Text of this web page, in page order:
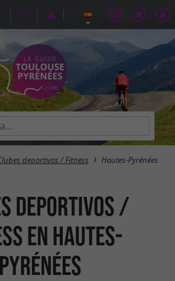
deportivos / Fitness Hautes-Pyrénées
deportivos /
en Hautes-
Pyrénées